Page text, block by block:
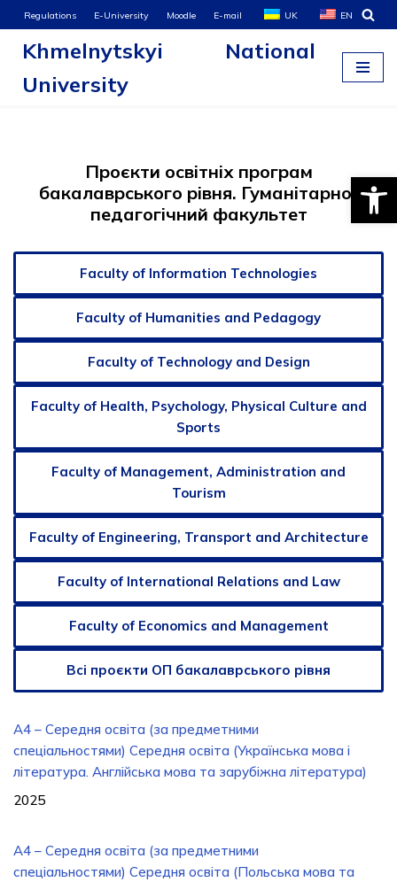
Skip
content
Regulations E-University Moodle E-mail UK EN
Khmelnytskyi National
University
Проєкти освітніх програм
бакалаврського рівня. Гуманітарно-
педагогічний факультет
Faculty of Information Technologies
Faculty of Humanities and Pedagogy
Faculty of Technology and Design
Faculty of Health, Psychology, Physical Culture and
Sports
Faculty of Management, Administration and
Tourism
Faculty of Engineering, Transport and Architecture
Faculty of International Relations and Law
Faculty of Economics and Management
Всі проєкти ОП бакалаврського рівня
А4 – Середня освіта (за предметними
спеціальностями) Середня освіта (Українська мова і
література. Англійська мова та зарубіжна література)
2025
A4 – Середня освіта (за предметними
спеціальностями) Середня освіта (Польська мова та